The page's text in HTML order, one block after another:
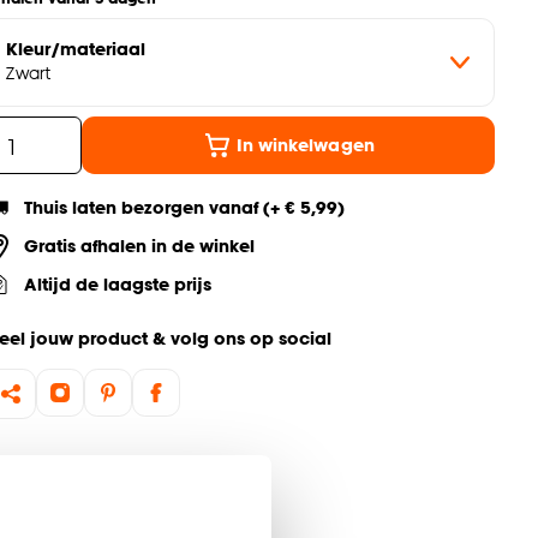
Kleur/materiaal
Zwart
In winkelwagen
Thuis laten bezorgen vanaf (+ € 5,99)
Gratis afhalen in de winkel
Altijd de laagste prijs
jouw product & volg ons op social